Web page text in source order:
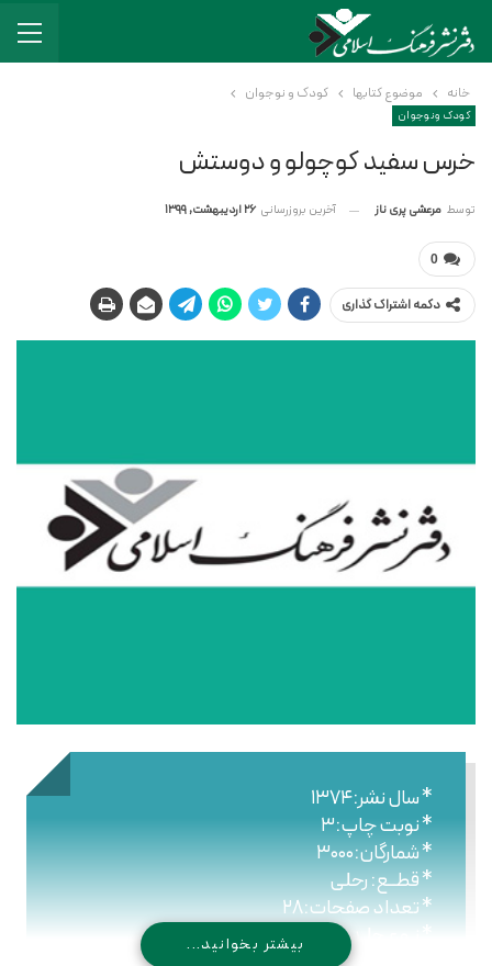
خانه موضوع کتابها کودک و نوجوان
کودک و نوجوان
خرس سفید کوچولو و دوستش
توسط مرعشی پری ناز آخرین بروزرسانی 26 اردیبهشت, 1399
0
دکمه اشتراک گذاری
* سال نشر:۱۳۷۴
* نوبت چاپ:۳
* شمارگان:۳۰۰۰
* قطــع: رحلی
* تعداد صفحات:۲۸
* نـوع جلـد: شومیزبیشتر بخوانید...